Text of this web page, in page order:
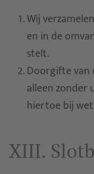
Wij
en in de
stelt.
Doorgifte van
alleen zonder
hiertoe bij
XIII.